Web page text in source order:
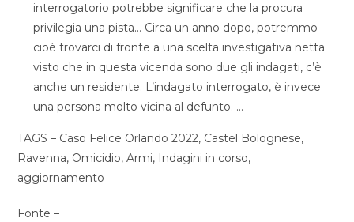
interrogatorio potrebbe significare che la procura
privilegia una pista… Circa un anno dopo, potremmo
cioè trovarci di fronte a una scelta investigativa netta
visto che in questa vicenda sono due gli indagati, c’è
anche un residente. L’indagato interrogato, è invece
una persona molto vicina al defunto. …
TAGS – Caso Felice Orlando 2022, Castel Bolognese,
Ravenna, Omicidio, Armi, Indagini in corso,
aggiornamento
Fonte –